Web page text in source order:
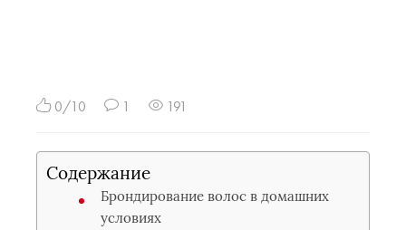
0/10 1 191
Содержание
Брондирование волос в домашних
условиях